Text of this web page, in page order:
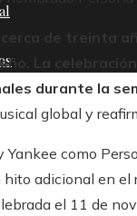
de treinta
La
durante la
global y
Yankee como
adicional en
el 11 de